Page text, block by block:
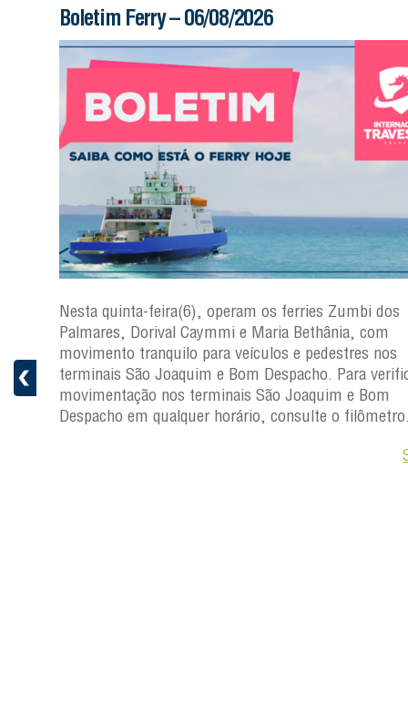
Boletim Ferry – 06/08/2026
Nesta quinta-feira(6), operam os ferries Zumbi dos
Palmares, Dorival Caymmi e Maria Bethânia, com
movimento tranquilo para veículos e pedestres nos
terminais São Joaquim e Bom Despacho. Para
movimentação nos terminais São Joaquim e Bom
Despacho em qualquer horário, consulte o